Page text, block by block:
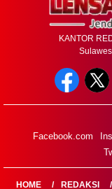
KANTOR
Facebook.com
HOME REDAKSI